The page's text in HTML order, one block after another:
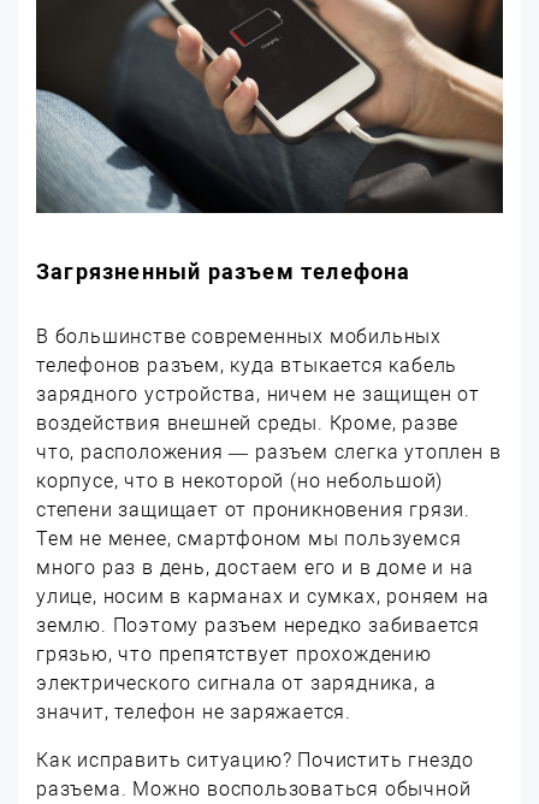
Загрязненный разъем телефона
В большинстве современных мобильных
телефонов разъем, куда втыкается кабель
зарядного устройства, ничем не защищен от
воздействия внешней среды. Кроме, разве
что, расположения — разъем слегка утоплен в
корпусе, что в некоторой (но небольшой)
степени защищает от проникновения грязи.
Тем не менее, смартфоном мы пользуемся
много раз в день, достаем его и в доме и на
улице, носим в карманах и сумках, роняем на
землю. Поэтому разъем нередко забивается
грязью, что препятствует прохождению
электрического сигнала от зарядника, а
значит, телефон не заряжается.
Как исправить ситуацию? Почистить гнездо
разъема. Можно воспользоваться обычной